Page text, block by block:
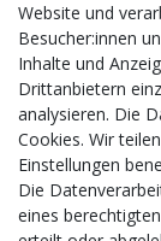
CMS-
von
Mit dem
20.12.2023
bis 2027
eines
Website und
Besucher:innen
Inhalte und
Drittanbietern
analysieren. Die
Cookies. Wir
Einstellungen
Die
eines